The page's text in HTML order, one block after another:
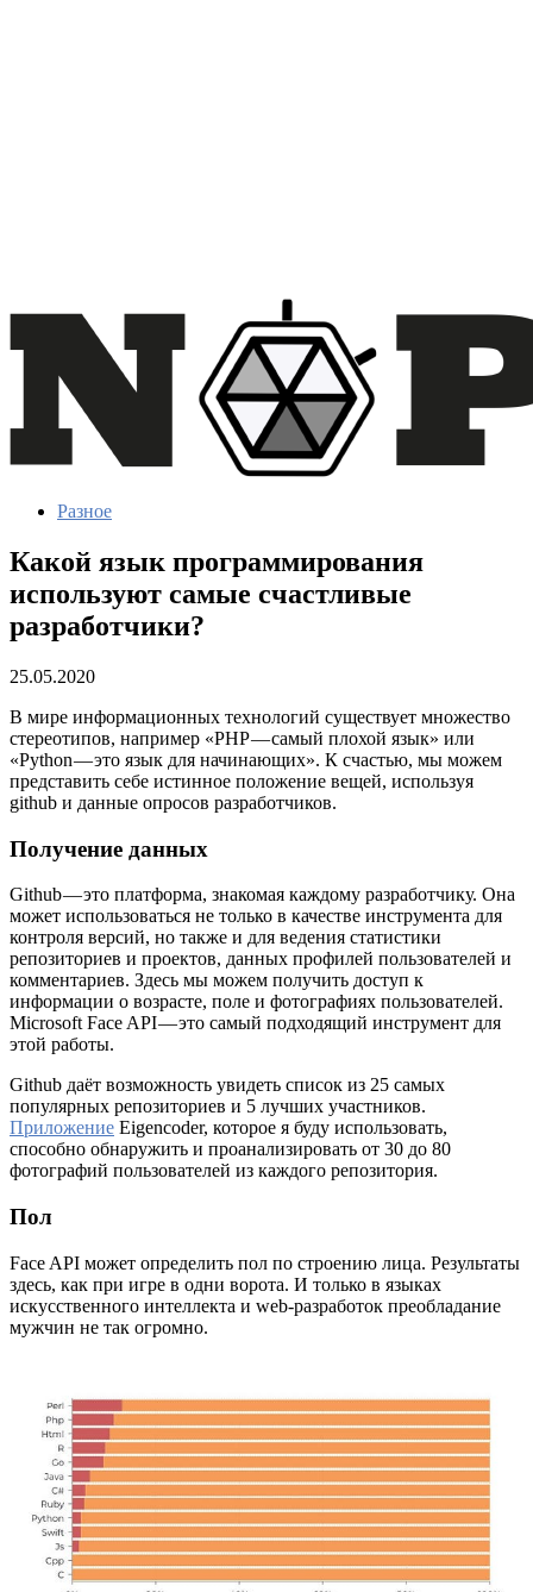
Разное
Какой язык программирования
используют самые счастливые
разработчики?
25.05.2020
В мире информационных технологий существует множество
стереотипов, например «PHP — самый плохой язык» или
«Python — это язык для начинающих». К счастью, мы можем
представить себе истинное положение вещей, используя
github и данные опросов разработчиков.
Получение данных
Github — это платформа, знакомая каждому разработчику. Она
может использоваться не только в качестве инструмента для
контроля версий, но также и для ведения статистики
репозиториев и проектов, данных профилей пользователей и
комментариев. Здесь мы можем получить доступ к
информации о возрасте, поле и фотографиях пользователей.
Microsoft Face API — это самый подходящий инструмент для
этой работы.
Github даёт возможность увидеть список из 25 самых
популярных репозиториев и 5 лучших участников.
Приложение Eigencoder, которое я буду использовать,
способно обнаружить и проанализировать от 30 до 80
фотографий пользователей из каждого репозитория.
Пол
Face API может определить пол по строению лица. Результаты
здесь, как при игре в одни ворота. И только в языках
искусственного интеллекта и web-разработок преобладание
мужчин не так огромно.